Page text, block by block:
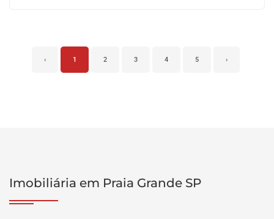
‹ 1 2 3 4 5 ›
Imobiliária em Praia Grande SP